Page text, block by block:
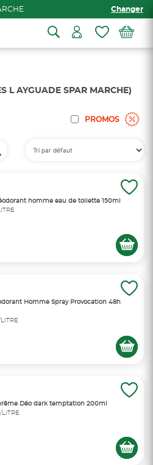
Changer
L AYGUADE SPAR MARCHE)
PROMOS
homme eau de toilette 150ml
Homme Spray Provocation 48h
Déo dark temptation 200ml